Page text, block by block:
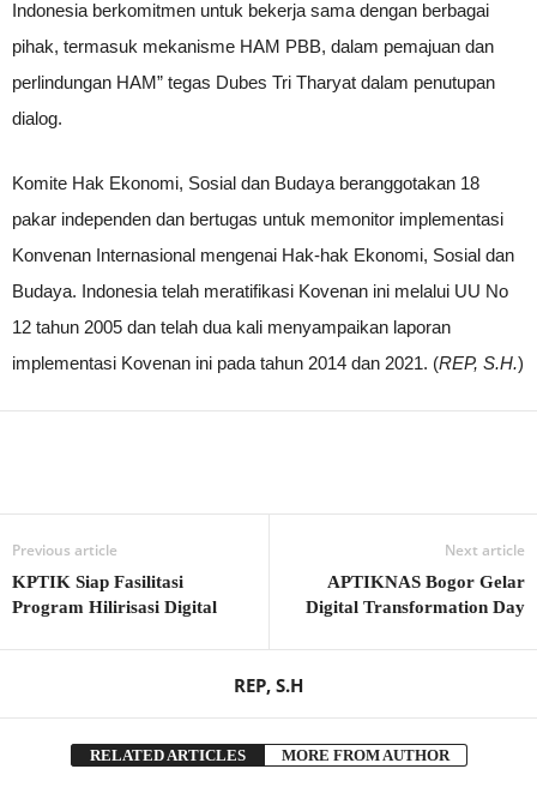
Indonesia berkomitmen untuk bekerja sama dengan berbagai
pihak, termasuk mekanisme HAM PBB, dalam pemajuan dan
perlindungan HAM” tegas Dubes Tri Tharyat dalam penutupan
dialog.
Komite Hak Ekonomi, Sosial dan Budaya beranggotakan 18
pakar independen dan bertugas untuk memonitor implementasi
Konvenan Internasional mengenai Hak-hak Ekonomi, Sosial dan
Budaya. Indonesia telah meratifikasi Kovenan ini melalui UU No
12 tahun 2005 dan telah dua kali menyampaikan laporan
implementasi Kovenan ini pada tahun 2014 dan 2021. (REP, S.H.)
Previous article
KPTIK Siap Fasilitasi
Program Hilirisasi Digital
Next article
APTIKNAS Bogor Gelar
Digital Transformation Day
REP, S.H
RELATED ARTICLES MORE FROM AUTHOR